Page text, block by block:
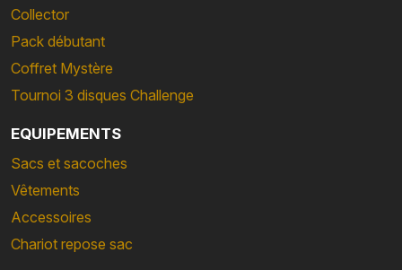
Collector
Pack débutant
Coffret Mystère
Tournoi 3 disques Challenge
EQUIPEMENTS
Sacs et sacoches
Vêtements
Accessoires
Chariot repose sac